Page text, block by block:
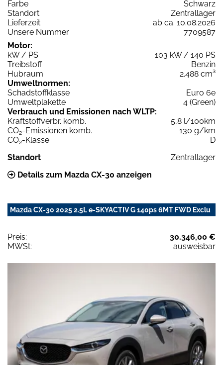
Farbe
Schwarz
Standort
Zentrallager
Lieferzeit
ab ca. 10.08.2026
Unsere Nummer
7709587
Motor:
kW / PS
103 kW / 140 PS
Treibstoff
Benzin
Hubraum
2.488 cm³
Umweltnormen:
Schadstoffklasse
Euro 6e
Umweltplakette
4 (Green)
Verbrauch und Emissionen nach WLTP:
Kraftstoffverbr. komb.
5,8 l/100km
CO2-Emissionen komb.
130 g/km
CO2-Klasse
D
Standort
Zentrallager
Details zum Mazda CX-30 anzeigen
Mazda CX-30 2025 2.5L e-SKYACTIV G 140ps 6MT FWD Exclu
Preis:
30.346,00 €
MWSt:
ausweisbar